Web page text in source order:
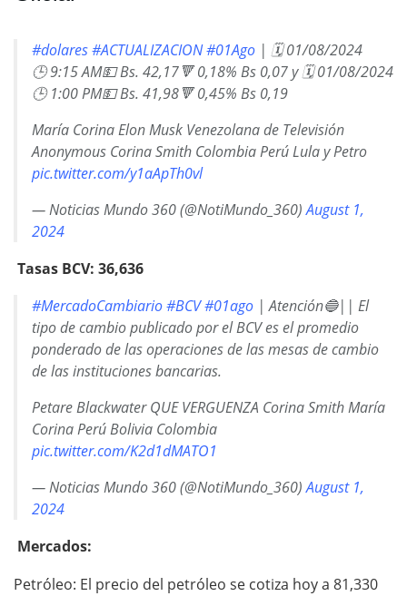
#dolares#ACTUALIZACION#01Ago | 🗓 01/08/2024
🕒 9:15 AM💵 Bs. 42,17🔻 0,18% Bs 0,07 y 🗓 01/08/2024
🕒 1:00 PM💵 Bs. 41,98🔻 0,45% Bs 0,19
María Corina Elon Musk Venezolana de Televisión
Anonymous Corina Smith Colombia Perú Lula y Petro
pic.twitter.com/y1aApTh0vl
— Noticias Mundo 360 (@NotiMundo_360)August 1,
2024
Tasas BCV: 36,636
#MercadoCambiario#BCV#01ago | Atención🔵|| El
tipo de cambio publicado por el BCV es el promedio
ponderado de las operaciones de las mesas de cambio
de las instituciones bancarias.
Petare Blackwater QUE VERGUENZA Corina Smith María
Corina Perú Bolivia Colombia
pic.twitter.com/K2d1dMATO1
— Noticias Mundo 360 (@NotiMundo_360)August 1,
2024
Mercados:
Petróleo: El precio del petróleo se cotiza hoy a 81,330